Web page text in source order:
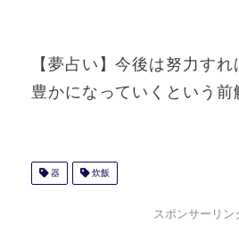
【夢占い】今後は努力す
豊かになっていくという前
器 炊飯
スポンサーリン